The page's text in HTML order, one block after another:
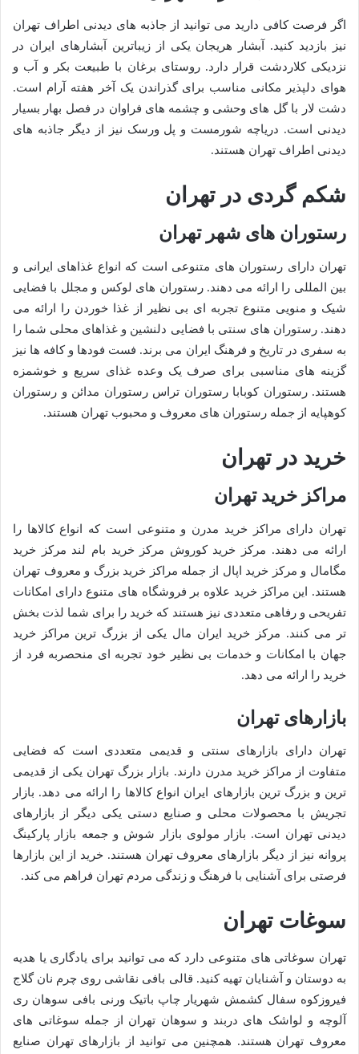
اگر فرصت کافی دارید می توانید از جاذبه های دیدنی اطراف تهران
نیز بازدید کنید. آبشار هریجان یکی از زیباترین آبشارهای ایران در
نزدیکی کلاردشت قرار دارد. روستای برغان با طبیعت بکر و آب و
هوای دلپذیر مکانی مناسب برای گذراندن یک آخر هفته آرام است.
دشت لار با گل های وحشی و چشمه های فراوان در فصل بهار بسیار
دیدنی است. دریاچه شورمست و پل ورسک نیز از دیگر جاذبه های
دیدنی اطراف تهران هستند.
شکم گردی در تهران
رستوران های شهر تهران
تهران دارای رستوران های متنوعی است که انواع غذاهای ایرانی و
بین المللی را ارائه می دهند. رستوران های لوکس و مجلل با فضایی
شیک و منویی متنوع تجربه ای بی نظیر از غذا خوردن را ارائه می
دهند. رستوران های سنتی با فضایی دلنشین و غذاهای محلی شما را
به سفری در تاریخ و فرهنگ ایران می برند. فست فودها و کافه ها نیز
گزینه های مناسبی برای صرف یک وعده غذای سریع و خوشمزه
هستند. رستوران کوبابا رستوران تراس رستوران مدائن و رستوران
کوهپایه از جمله رستوران های معروف و محبوب تهران هستند.
خرید در تهران
مراکز خرید تهران
تهران دارای مراکز خرید مدرن و متنوعی است که انواع کالاها را
ارائه می دهند. مرکز خرید کوروش مرکز خرید بام لند مرکز خرید
مگامال و مرکز خرید اپال از جمله مراکز خرید بزرگ و معروف تهران
هستند. این مراکز خرید علاوه بر فروشگاه های متنوع دارای امکانات
تفریحی و رفاهی متعددی نیز هستند که خرید را برای شما لذت بخش
تر می کنند. مرکز خرید ایران مال یکی از بزرگ ترین مراکز خرید
جهان با امکانات و خدمات بی نظیر خود تجربه ای منحصربه فرد از
خرید را ارائه می دهد.
بازارهای تهران
تهران دارای بازارهای سنتی و قدیمی متعددی است که فضایی
متفاوت از مراکز خرید مدرن دارند. بازار بزرگ تهران یکی از قدیمی
ترین و بزرگ ترین بازارهای ایران انواع کالاها را ارائه می دهد. بازار
تجریش با محصولات محلی و صنایع دستی یکی دیگر از بازارهای
دیدنی تهران است. بازار مولوی بازار شوش و جمعه بازار پارکینگ
پروانه نیز از دیگر بازارهای معروف تهران هستند. خرید از این بازارها
فرصتی برای آشنایی با فرهنگ و زندگی مردم تهران فراهم می کند.
سوغات تهران
تهران سوغاتی های متنوعی دارد که می توانید برای یادگاری یا هدیه
به دوستان و آشنایان تهیه کنید. قالی بافی نقاشی روی چرم نان گلاج
فیروزکوه سفال کشمش شهریار چاپ باتیک ورنی بافی سوهان ری
آلوچه و لواشک های دربند و سوهان تهران از جمله سوغاتی های
معروف تهران هستند. همچنین می توانید از بازارهای تهران صنایع